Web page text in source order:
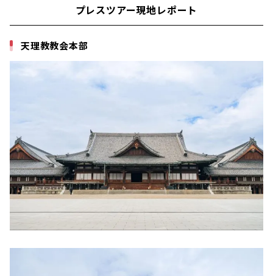
プレスツアー現地レポート
天理教教会本部